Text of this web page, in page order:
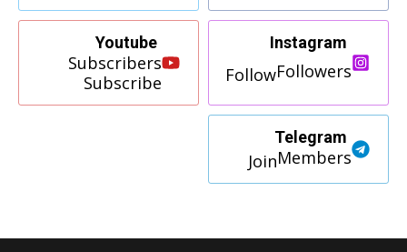
Instagram
Followers
Follow
Youtube
Subscribers
Subscribe
Telegram
Members
Join